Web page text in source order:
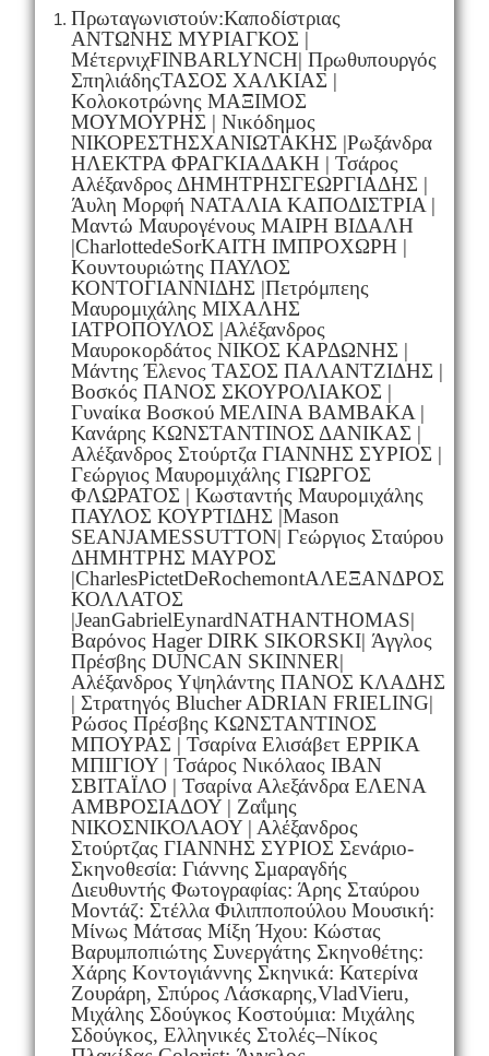
Πρωταγωνιστούν:Καποδίστριας
ΑΝΤΩΝΗΣ ΜΥΡΙΑΓΚΟΣ |
ΜέτερνιχFINBARLYNCH| Πρωθυπουργός
ΣπηλιάδηςΤΑΣΟΣ ΧΑΛΚΙΑΣ |
Κολοκοτρώνης ΜΑΞΙΜΟΣ
ΜΟΥΜΟΥΡΗΣ | Νικόδημος
ΝΙΚΟΡΕΣΤΗΣΧΑΝΙΩΤΑΚΗΣ |Ρωξάνδρα
ΗΛΕΚΤΡΑ ΦΡΑΓΚΙΑΔΑΚΗ | Τσάρος
Αλέξανδρος ΔΗΜΗΤΡΗΣΓΕΩΡΓΙΑΔΗΣ |
Άυλη Μορφή ΝΑΤΑΛΙΑ ΚΑΠΟΔΙΣΤΡΙΑ |
Μαντώ Μαυρογένους ΜΑΙΡΗ ΒΙΔΑΛΗ
|CharlottedeSorΚΑΙΤΗ ΙΜΠΡΟΧΩΡΗ |
Κουντουριώτης ΠΑΥΛΟΣ
ΚΟΝΤΟΓΙΑΝΝΙΔΗΣ |Πετρόμπεης
Μαυρομιχάλης ΜΙΧΑΛΗΣ
ΙΑΤΡΟΠΟΥΛΟΣ |Αλέξανδρος
Μαυροκορδάτος ΝΙΚΟΣ ΚΑΡΔΩΝΗΣ |
Μάντης Έλενος ΤΑΣΟΣ ΠΑΛΑΝΤΖΙΔΗΣ |
Βοσκός ΠΑΝΟΣ ΣΚΟΥΡΟΛΙΑΚΟΣ |
Γυναίκα Βοσκού ΜΕΛΙΝΑ ΒΑΜΒΑΚΑ |
Κανάρης ΚΩΝΣΤΑΝΤΙΝΟΣ ΔΑΝΙΚΑΣ |
Αλέξανδρος Στούρτζα ΓΙΑΝΝΗΣ ΣΥΡΙΟΣ |
Γεώργιος Μαυρομιχάλης ΓΙΩΡΓΟΣ
ΦΛΩΡΑΤΟΣ | Κωσταντής Μαυρομιχάλης
ΠΑΥΛΟΣ ΚΟΥΡΤΙΔΗΣ |Mason
SEANJAMESSUTTON| Γεώργιος Σταύρου
ΔΗΜΗΤΡΗΣ ΜΑΥΡΟΣ
|CharlesPictetDeRochemontΑΛΕΞΑΝΔΡΟΣ
ΚΟΛΛΑΤΟΣ
|JeanGabrielEynardNATHANTHOMAS|
Βαρόνος Hager DIRK SIKORSKI| Άγγλος
Πρέσβης DUNCAN SKINNER|
Αλέξανδρος Υψηλάντης ΠΑΝΟΣ ΚΛΑΔΗΣ
| Στρατηγός Blucher ADRIAN FRIELING|
Ρώσος Πρέσβης ΚΩΝΣΤΑΝΤΙΝΟΣ
ΜΠΟΥΡΑΣ | Τσαρίνα Ελισάβετ ΕΡΡΙΚΑ
ΜΠΙΓΙΟΥ | Τσάρος Νικόλαος ΙΒΑΝ
ΣΒΙΤΑΪΛΟ | Τσαρίνα Αλεξάνδρα ΕΛΕΝΑ
ΑΜΒΡΟΣΙΑΔΟΥ | Ζαΐμης
ΝΙΚΟΣΝΙΚΟΛΑΟΥ | Αλέξανδρος
Στούρτζας ΓΙΑΝΝΗΣ ΣΥΡΙΟΣ Σενάριο-
Σκηνοθεσία: Γιάννης Σμαραγδής
Διευθυντής Φωτογραφίας: Άρης Σταύρου
Μοντάζ: Στέλλα Φιλιπποπούλου Μουσική:
Μίνως Μάτσας Μίξη Ήχου: Κώστας
Βαρυμποπιώτης Συνεργάτης Σκηνοθέτης:
Χάρης Κοντογιάννης Σκηνικά: Κατερίνα
Ζουράρη, Σπύρος Λάσκαρης,VladVieru,
Μιχάλης Σδούγκος Κοστούμια: Μιχάλης
Σδούγκος, Ελληνικές Στολές–Νίκος